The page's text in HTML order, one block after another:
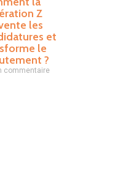
Z
les
et
le
?
commentaire